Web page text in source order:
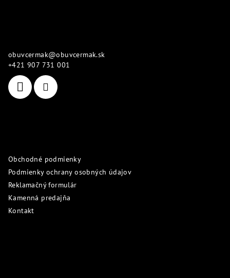
obuvcermak@obuvcermak.sk
+421 907 731 001
Obchodné podmienky
Podmienky ochrany osobných údajov
Reklamačný formulár
Kamenná predajňa
Kontakt